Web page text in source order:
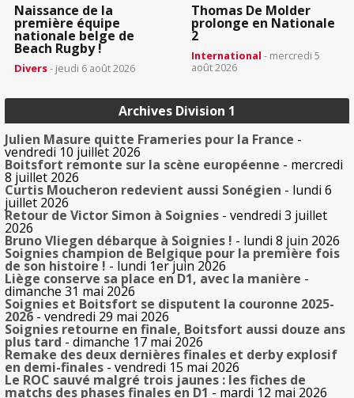
Archives Division 1
Julien Masure quitte Frameries pour la France -
vendredi 10 juillet 2026
Boitsfort remonte sur la scène européenne - mercredi
8 juillet 2026
Curtis Moucheron redevient aussi Sonégien - lundi 6
juillet 2026
Retour de Victor Simon à Soignies - vendredi 3 juillet
2026
Bruno Vliegen débarque à Soignies ! - lundi 8 juin 2026
Soignies champion de Belgique pour la première fois
de son histoire ! - lundi 1er juin 2026
Liège conserve sa place en D1, avec la manière -
dimanche 31 mai 2026
Soignies et Boitsfort se disputent la couronne 2025-
2026 - vendredi 29 mai 2026
Soignies retourne en finale, Boitsfort aussi douze ans
plus tard - dimanche 17 mai 2026
Remake des deux dernières finales et derby explosif
en demi-finales - vendredi 15 mai 2026
Le ROC sauvé malgré trois jaunes : les fiches de
matchs des phases finales en D1 - mardi 12 mai 2026
Naissance de la
première équipe
nationale belge de
Beach Rugby !
Divers- jeudi 6 août 2026
Thomas De Molder
prolonge en Nationale
2
International - mercredi 5
août 2026